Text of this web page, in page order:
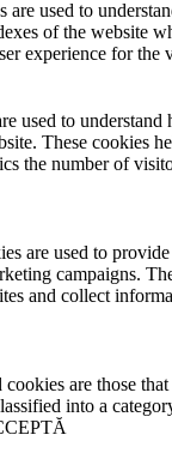
are used to
of the website
experience for the
used to understand
These cookies
the number of
are used to
campaigns.
and collect
are those
into a